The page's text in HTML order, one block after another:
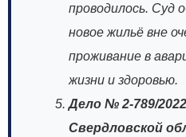
проводилось. Суд
новое жильё вне
проживание в
жизни и здоровью.
Дело № 2‑789/
Свердловской